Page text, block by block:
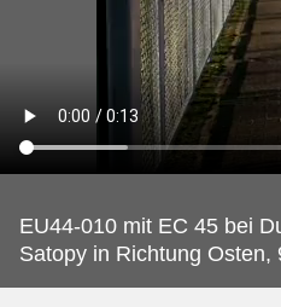
EU44-010 mit EC 45 bei
Satopy in Richtung Osten,